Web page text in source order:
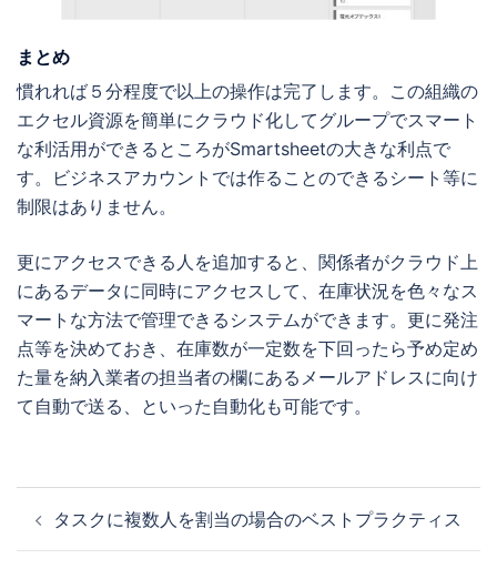
まとめ
慣れれば５分程度で以上の操作は完了します。この組織の
エクセル資源を簡単にクラウド化してグループでスマート
な利活用ができるところがSmartsheetの大きな利点で
す。ビジネスアカウントでは作ることのできるシート等に
制限はありません。
更にアクセスできる人を追加すると、関係者がクラウド上
にあるデータに同時にアクセスして、在庫状況を色々なス
マートな方法で管理できるシステムができます。更に発注
点等を決めておき、在庫数が一定数を下回ったら予め定め
た量を納入業者の担当者の欄にあるメールアドレスに向け
て自動で送る、といった自動化も可能です。
稿
タスクに複数人を割当の場合のベストプラクティス